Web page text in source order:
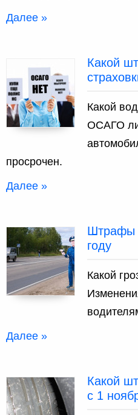
Далее »
Какой
Какой
ОСАГО
просрочен.
Далее »
Штрафы
году
Какой
Далее »
Какой
с 1